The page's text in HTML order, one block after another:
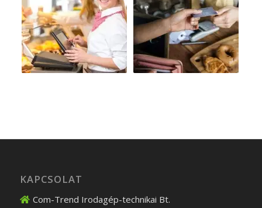
KAPCSOLAT
Com-Trend Irodagép-technikai Bt.